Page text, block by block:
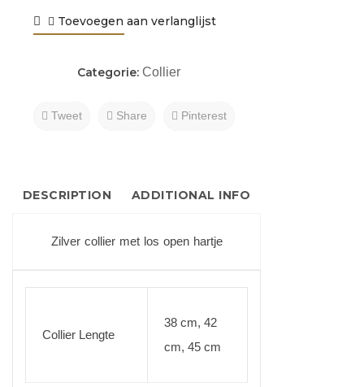
Toevoegen aan verlanglijst
Categorie: Collier
Tweet Share Pinterest
DESCRIPTION ADDITIONAL INFO
Zilver collier met los open hartje
Collier Lengte
38 cm, 42
cm, 45 cm